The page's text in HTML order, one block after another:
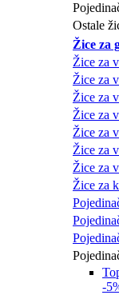
Ostale
Žice za
Žice za
Žice za
Žice za
Žice za
Žice za
Žice za
Žice za
Žice za
-